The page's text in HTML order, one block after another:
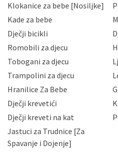
Hrvatske, a uvijek uz
sigurnosnih mjera zaštite
neovlaštenog pristupa,
gubitka ili uništenja.
korisnika i posjetitelja web
Vaših osobnih podataka
priopćavanje osobnih
zaposlenicima kojima su
slučajevima koji su
da možete u svako doba,
zatražiti prestanak
podataka. Opoziv privole
gore navedenu adresu ili
Klokanice za bebe [Nosiljke]
Kade za bebe
Dječji bicikli
Romobili za djecu
Tobogani za djecu
Trampolini za djecu
Hranilice Za Bebe
Dječji krevetići
Dječji kreveti na kat
Jastuci za Trudnice [Za
Spavanje i Dojenje]